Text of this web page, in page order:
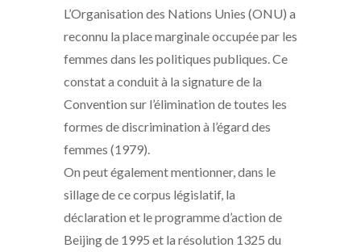
L’Organisation des Nations Unies (ONU) a
reconnu la place marginale occupée par les
femmes dans les politiques publiques. Ce
constat a conduit à la signature de la
Convention sur l’élimination de toutes les
formes de discrimination à l’égard des
femmes (1979).
On peut également mentionner, dans le
sillage de ce corpus législatif, la
déclaration et le programme d’action de
Beijing de 1995 et la résolution 1325 du